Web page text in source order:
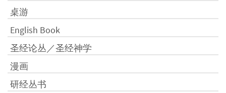
桌游
English Book
圣经论丛／圣经神学
漫画
研经丛书